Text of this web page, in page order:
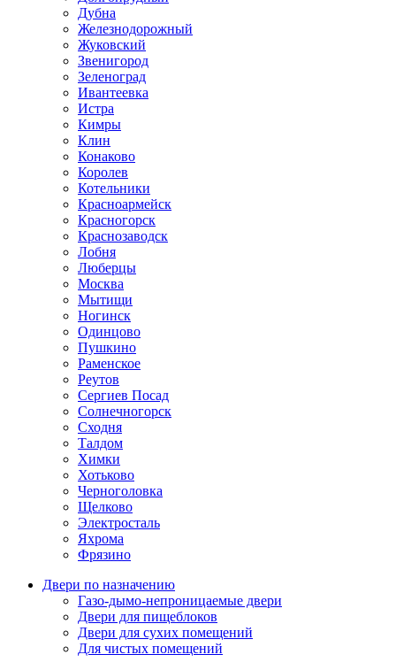
Дубна
Железнодорожный
Жуковский
Звенигород
Зеленоград
Ивантеевка
Истра
Кимры
Клин
Конаково
Королев
Котельники
Красноармейск
Красногорск
Краснозаводск
Лобня
Люберцы
Москва
Мытищи
Ногинск
Одинцово
Пушкино
Раменское
Реутов
Сергиев Посад
Солнечногорск
Сходня
Талдом
Химки
Хотьково
Черноголовка
Щелково
Электросталь
Яхрома
Фрязино
Двери по назначению
Газо-дымо-непроницаемые двери
Двери для пищеблоков
Двери для сухих помещений
Для чистых помещений